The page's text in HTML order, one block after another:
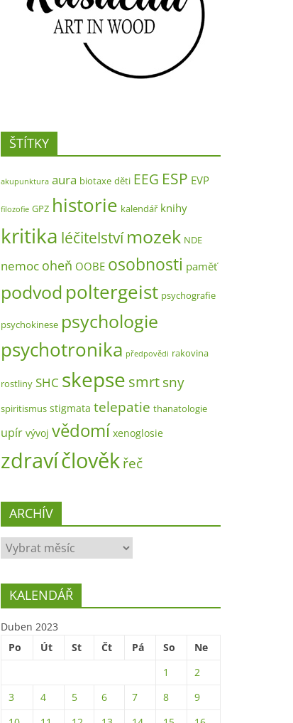
ŠTÍTKY
akupunktura aura biotaxe děti EEG ESP EVP
filozofie GPZ historie kalendář knihy
kritika léčitelství mozek NDE
nemoc oheň OOBE osobnosti paměť
podvod poltergeist psychografie
psychokinese psychologie
psychotronika předpovědi rakovina
rostliny SHC skepse smrtsny
spiritismus stigmata telepatie thanatologie
upír vývoj vědomí xenoglosie
zdravíčlověkřeč
ARCHÍV
ARCHÍV
KALENDÁŘ
Duben 2023
Po
Út St Čt Pá So
Ne
1
2
3
4 5 6 7 8
9